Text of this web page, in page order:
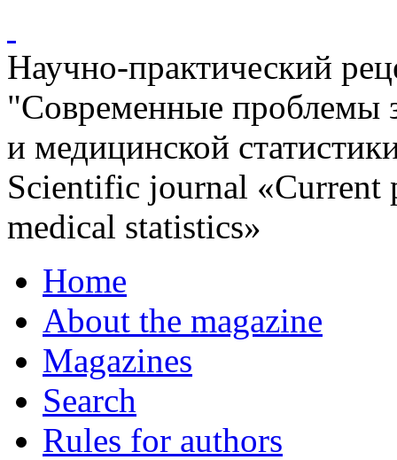
Научно-практический
"Современные проблемы
и медицинской
Scientific journal «Current
medical statistics»
Home
About the magazine
Magazines
Search
Rules for authors